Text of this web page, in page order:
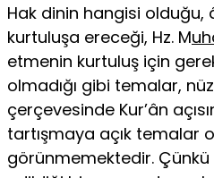
Hak dinin hangisi olduğu,
kurtuluşa ereceği, Hz. M
etmenin kurtuluş için
olmadığı gibi temalar,
çerçevesinde Kur’ân
tartışmaya açık temalar
görünmemektedir.